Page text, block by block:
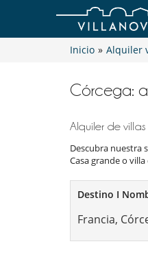
Inicio » Alquiler
Córcega:
Alquiler de
Descubra nuestra
Casa grande o
Destino I